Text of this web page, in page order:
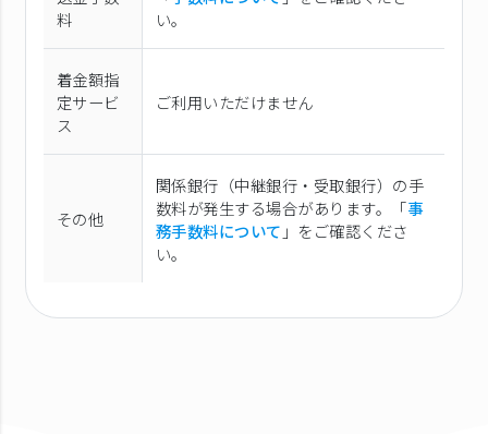
料
い。
着金額指
定サービ
ス
ご利用いただけません
その他
関係銀行（中継銀行・受取銀行）の手
数料が発生する場合があります。「事
務手数料について 」をご確認くださ
い。